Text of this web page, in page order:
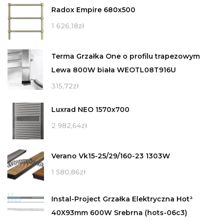
Radox Empire 680x500
1 626,18zł
Terma Grzałka One o profilu trapezowym
Lewa 800W biała WEOTL08T916U
315,72zł
Luxrad NEO 1570x700
2 982,64zł
Verano Vk15-25/29/160-23 1303W
1 580,86zł
Instal-Project Grzałka Elektryczna Hot²
40X93mm 600W Srebrna (hots-06c3)